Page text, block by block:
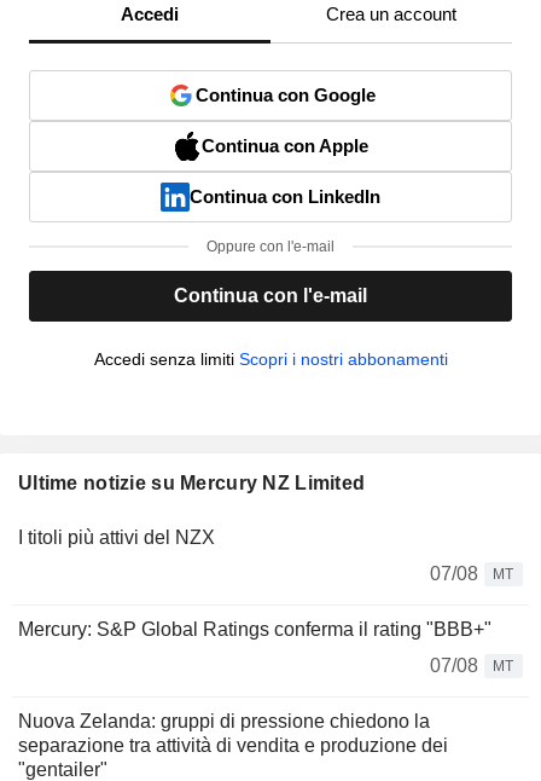
Accedi Crea un account
Continua con Google
Continua con Apple
Continua con LinkedIn
Oppure con l'e-mail
Continua con l'e-mail
Accedi senza limiti Scopri i nostri abbonamenti
Ultime notizie su Mercury NZ Limited
I titoli più attivi del NZX
07/08
MT
Mercury: S&P Global Ratings conferma il rating "BBB+"
07/08
MT
Nuova Zelanda: gruppi di pressione chiedono la
separazione tra attività di vendita e produzione dei
"gentailer"